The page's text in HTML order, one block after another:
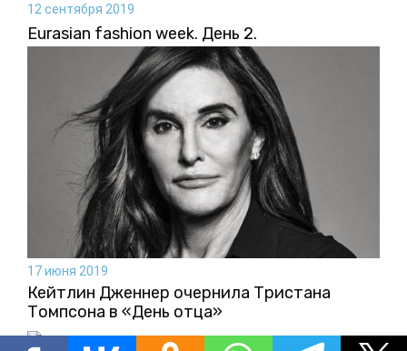
12 сентября 2019
Eurasian fashion week. День 2.
17 июня 2019
Кейтлин Дженнер очернила Тристана
Томпсона в «День отца»